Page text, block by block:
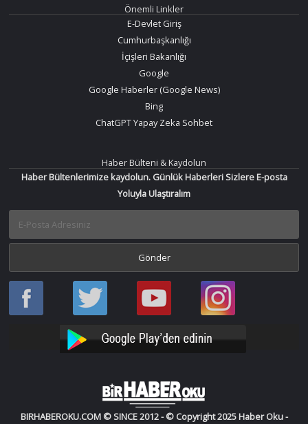
Önemli Linkler
E-Devlet Giriş
Cumhurbaşkanlığı
İçişleri Bakanlığı
Google
Google Haberler (Google News)
Bing
ChatGPT Yapay Zeka Sohbet
Haber Bülteni & Kaydolun
Haber Bültenlerimize kaydolun. Günlük Haberleri Sizlere E-posta
Yoluyla Ulaştıralım
Haber
Oku
Haber
Oku
Bir
Haber
YouTube
Bir
Haber
Instagram
BIRHABEROKU.COM © SINCE 2012 - © Copyright 2025 Haber Oku -